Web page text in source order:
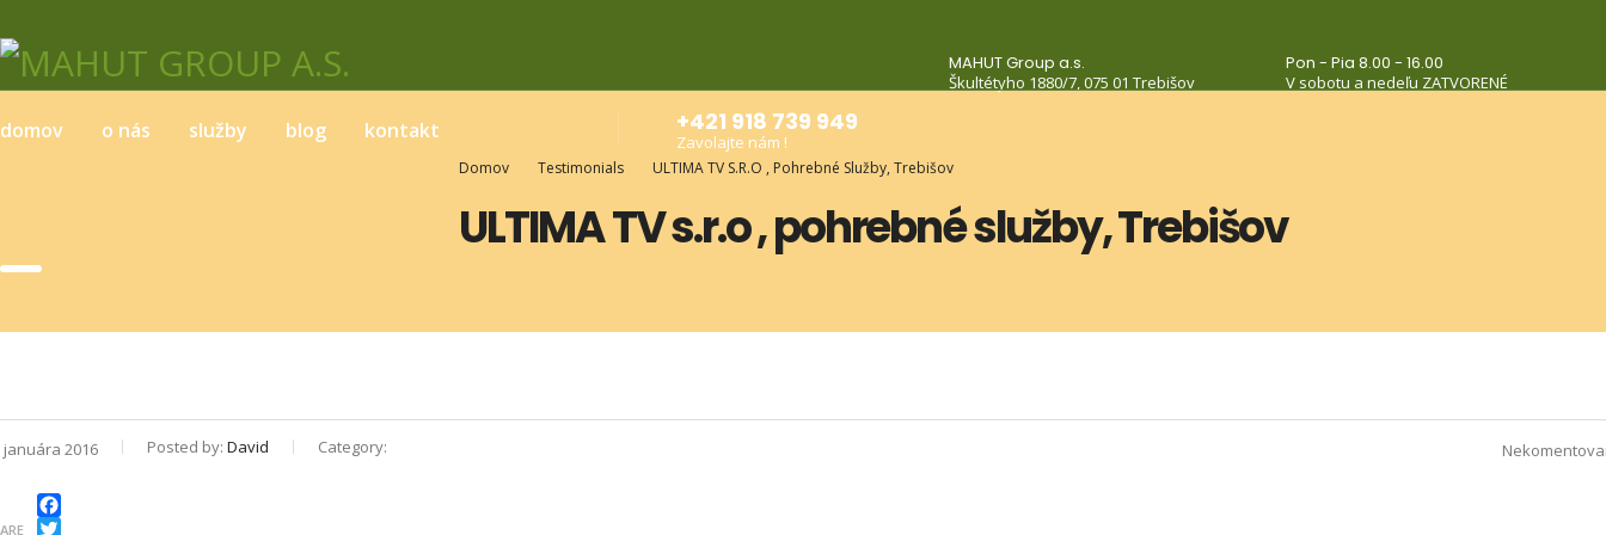
Pon - Pia 8.00 - 16.00
V sobotu a nedeľu ZATVORENÉ
MAHUT Group a.s.
Škultétyho 1880/7, 075 01 Trebišov
domov o nás služby blog kontakt +421 918 739 949
Zavolajte nám !
Domov Testimonials ULTIMA TV S.r.o , Pohrebné Služby, Trebišov
ULTIMA TV s.r.o , pohrebné služby, Trebišov
januára 2016 Posted by: David Category: